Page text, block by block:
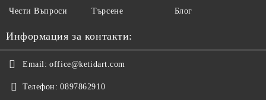
Чести Въпроси Търсене Блог
Информация за контакти:
Email: office@ketidart.com
Телефон: 0897862910